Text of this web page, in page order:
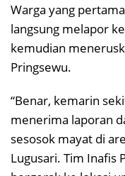
Warga yang
langsung melapor
kemudian
Pringsewu.
“Benar, kemarin
menerima laporan
sesosok mayat di
Lugusari. Tim Inafis